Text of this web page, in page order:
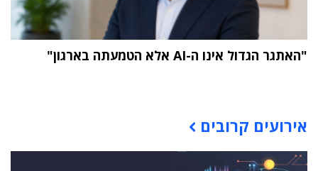
"האתגר הגדול אינו ה-AI אלא הטמעתה בארגון"
אירועים קרובים